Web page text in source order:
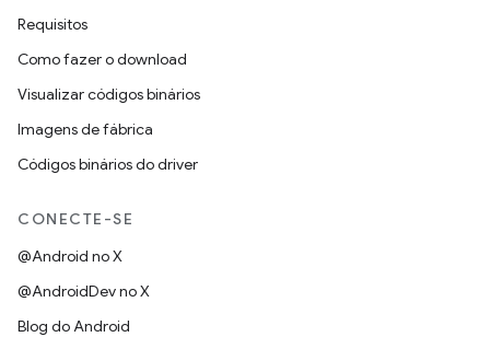
Requisitos
Como fazer o download
Visualizar códigos binários
Imagens de fábrica
Códigos binários do driver
CONECTE-SE
@Android no X
@AndroidDev no X
Blog do Android